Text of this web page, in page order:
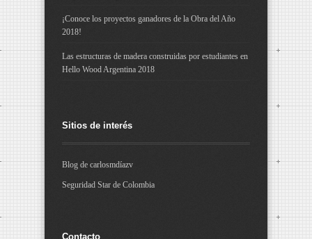
¡Conoce los proyectos ganadores de la Obra del Año
2018!
Las estructuras de madera construidas por estudiantes en
Hello Wood Argentina 2018
Sitios de interés
Blog de carlosmdíazv
Seguridad Star de Colombia
Contacto